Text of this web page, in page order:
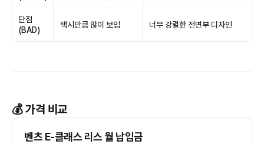
단점
(BAD)
택시만큼 많이 보임 너무 강렬한 전면부 디자인
💰 가격 비교
벤츠 E-클래스 리스 월 납입금